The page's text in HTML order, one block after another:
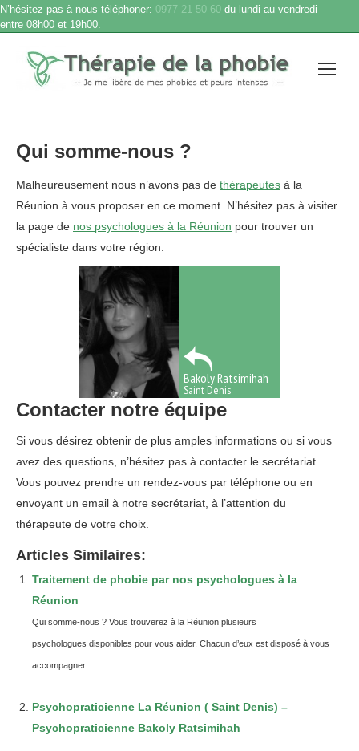
N’hésitez pas à nous téléphoner: 0977 21 50 60 du lundi au vendredi
entre 08h00 et 19h00.
Qui somme-nous ?
Malheureusement nous n’avons pas de thérapeutes à la
Réunion à vous proposer en ce moment. N’hésitez pas à visiter
la page de nos psychologues à la Réunion pour trouver un
spécialiste dans votre région.
Bakoly Ratsimihah
Saint Denis
Contacter notre équipe
Si vous désirez obtenir de plus amples informations ou si vous
avez des questions, n’hésitez pas à contacter le secrétariat.
Vous pouvez prendre un rendez-vous par téléphone ou en
envoyant un email à notre secrétariat, à l’attention du
thérapeute de votre choix.
Articles Similaires:
Traitement de phobie par nos psychologues à la
Réunion
Qui somme-nous ? Vous trouverez à la Réunion plusieurs
psychologues disponibles pour vous aider. Chacun d’eux est disposé à vous
accompagner...
Psychopraticienne La Réunion ( Saint Denis) –
Psychopraticienne Bakoly Ratsimihah